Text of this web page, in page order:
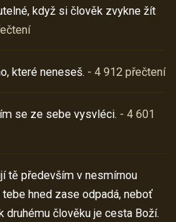
když si člověk zvykne žít
které neneseš. - 4 912 přečtení
se ze sebe vysvléci. - 4 601
tě především v nesmírnou
tebe hned zase odpadá, neboť
člověku je cesta Boží.